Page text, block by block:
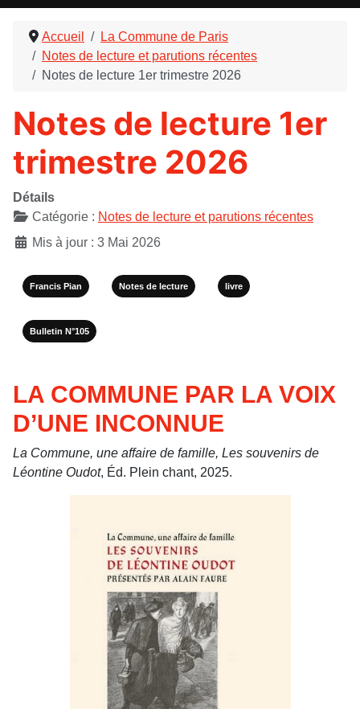
Accueil
La Commune de Paris
Notes de lecture et parutions récentes
Notes de lecture 1er trimestre 2026
Notes de lecture 1er
trimestre 2026
Détails
Catégorie : Notes de lecture et parutions récentes
Mis à jour : 3 Mai 2026
Francis Pian Notes de lecture livre
Bulletin N°105
LA COMMUNE PAR LA VOIX
D’UNE INCONNUE
La Commune, une affaire de famille, Les souvenirs de
Léontine Oudot, Éd. Plein chant, 2025.